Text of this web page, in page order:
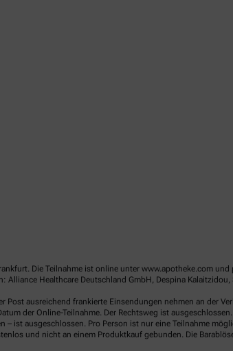
Die Teilnahme ist online unter www.apotheke.com
Healthcare Deutschland GmbH, Despina
ausreichend frankierte Einsendungen nehmen an der
der Online-Teilnahme. Der Rechtsweg ist
ist ausgeschlossen. Pro Person ist nur eine Teilnahme
und nicht an einem Produktkauf gebunden. Die